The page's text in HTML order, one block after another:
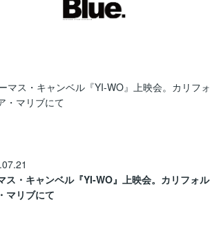
ス・キャンベル『YI-WO』上映会。カリフォル
マリブにて